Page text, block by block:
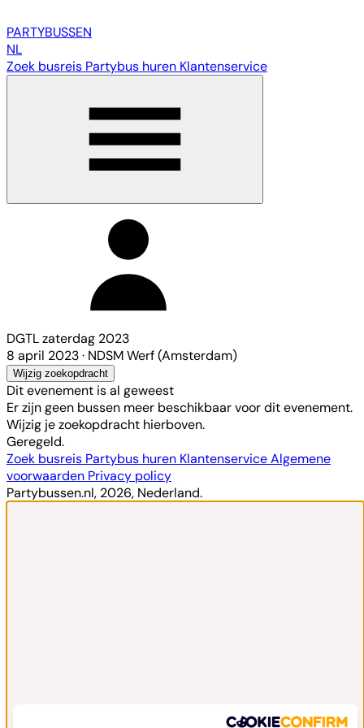
PARTYBUSSEN
NL
Zoek busreis Partybus huren Klantenservice
DGTL zaterdag 2023
8 april 2023· NDSM Werf (Amsterdam)
Wijzig zoekopdracht
Dit evenement is al geweest
Er zijn geen bussen meer beschikbaar voor dit evenement.
Wijzig je zoekopdracht hierboven.
Geregeld.
Zoek busreis Partybus huren KlantenserviceAlgemene
voorwaarden Privacy policy
Partybussen.nl, 2026, Nederland.